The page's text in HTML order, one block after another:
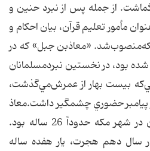
از جمله‌ پس‌ از نبرد حنين‌ و
مأمور تعليم‌ قرآن‌، بيان‌ احكام‌ و
«معاذبن‌ جبل‌» كه‌ در
بود، در نخستين‌ نبردمسلمانان‌
بيست‌ بهار از عمرش‌مي‌گذشت‌،
پيامبر حضوري‌ چشمگير داشت‌.معاذ
در هنگام‌ تصدي‌ ترويج‌ دين‌ در شهر مكه‌ حدوداً 26 ساله‌ بود.
دهم‌ هجرت‌، يار هفده‌ ساله‌